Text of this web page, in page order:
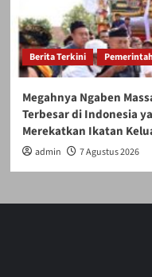
Berita Terkini
Megahnya Ngaben
Terbesar di Indonesia
Merekatkan Ikatan
admin 7 Agustus 2026